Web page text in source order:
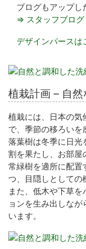
ブログもアップし
⇒ スタッフブログ
デザインパースは
植栽計画 – 自
植栽には、日本の気
で、季節の移ろいを
落葉樹は冬季に日光
割を果たし、お部屋
常緑樹を適所に配置
つ、目隠しとしての
また、低木や下草
ョンを生み出しな
います。